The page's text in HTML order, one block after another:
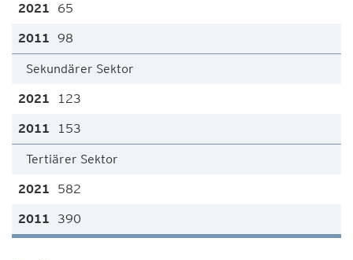
65
98
Sekundärer Sektor
123
153
Tertiärer Sektor
582
390